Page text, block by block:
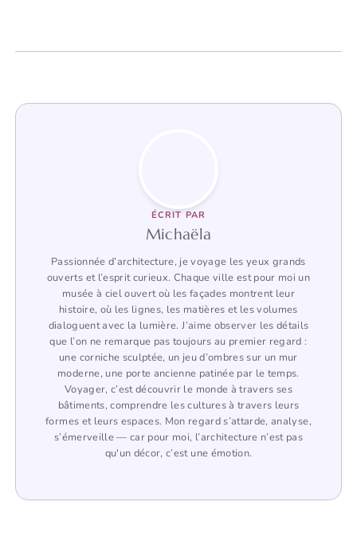
ÉCRIT PAR
Michaëla
Passionnée d’architecture, je voyage les yeux grands
ouverts et l’esprit curieux. Chaque ville est pour moi un
musée à ciel ouvert où les façades montrent leur
histoire, où les lignes, les matières et les volumes
dialoguent avec la lumière. J’aime observer les détails
que l’on ne remarque pas toujours au premier regard :
une corniche sculptée, un jeu d’ombres sur un mur
moderne, une porte ancienne patinée par le temps.
Voyager, c’est découvrir le monde à travers ses
bâtiments, comprendre les cultures à travers leurs
formes et leurs espaces. Mon regard s’attarde, analyse,
s’émerveille — car pour moi, l’architecture n’est pas
qu'un décor, c’est une émotion.